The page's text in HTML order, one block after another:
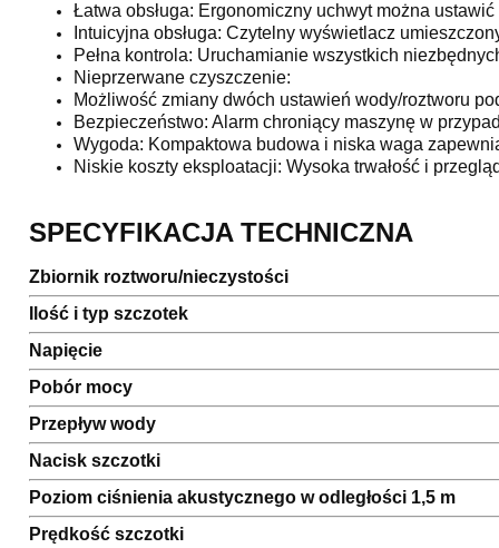
Łatwa obsługa: Ergonomiczny uchwyt można
Intuicyjna obsługa: Czytelny wyświetlacz
Pełna kontrola: Uruchamianie wszystkich
Nieprzerwane czyszczenie:
Możliwość zmiany dwóch ustawień wody/roztworu
Bezpieczeństwo: Alarm chroniący maszynę w
Wygoda: Kompaktowa budowa i niska waga
Niskie koszty eksploatacji: Wysoka trwałość i
SPECYFIKACJA TECHNICZNA
Zbiornik roztworu/nieczystości
Ilość i typ szczotek
Napięcie
Pobór mocy
Przepływ wody
Nacisk szczotki
Poziom ciśnienia akustycznego w odległości 1,5 m
Prędkość szczotki